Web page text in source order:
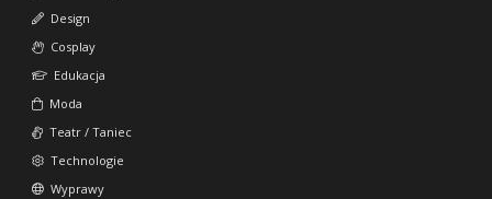
Design
Cosplay
Edukacja
Moda
Teatr / Taniec
Technologie
Wyprawy